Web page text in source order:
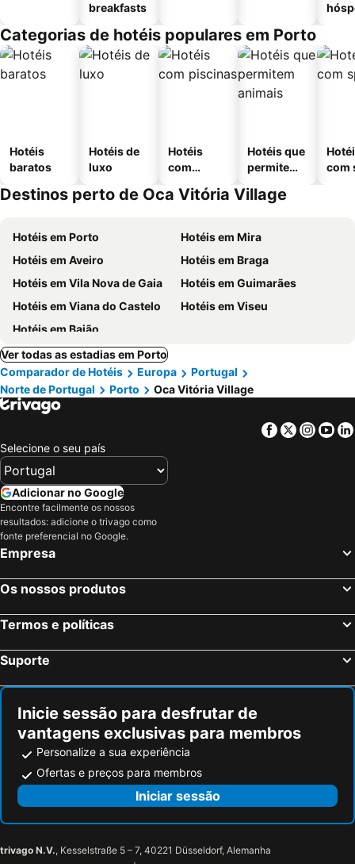
breakfasts
Categorias de hotéis populares em Porto
Hotéis
baratos
Hotéis de
luxo
Hotéis
com
Hotéis que
permitem
com
Destinos perto de Oca Vitória Village
Hotéis em Porto
Hotéis em Mira
Hotéis em Aveiro
Hotéis em Braga
Hotéis em Vila Nova de Gaia
Hotéis em Guimarães
Hotéis em Viana do Castelo
Hotéis em Viseu
Hotéis em Baião
Ver todas as estadias em Porto
Comparador de Hotéis
Europa
Portugal
Norte de Portugal
Porto Oca Vitória Village
Facebook
Twitter
Selecione o seu país
Adicionar no Google
Encontre facilmente os nossos
resultados: adicione o trivago como
fonte preferencial no Google.
Empresa
Os nossos produtos
Termos e políticas
Suporte
Inicie sessão para desfrutar de
vantagens exclusivas para membros
Personalize a sua experiência
Ofertas e preços para membros
Iniciar sessão
trivago N.V., Kesselstraße 5 – 7, 40221 Düsseldorf, Alemanha